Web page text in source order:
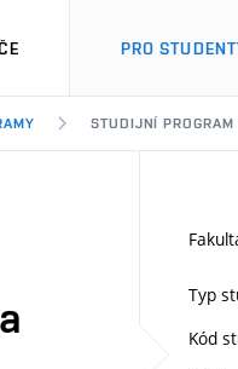
PRO
STUDIJNÍ
Typ
Kód